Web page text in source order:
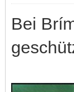
Bei